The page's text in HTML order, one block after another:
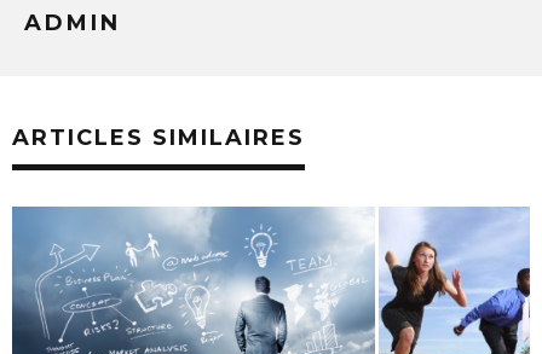
ADMIN
ARTICLES SIMILAIRES